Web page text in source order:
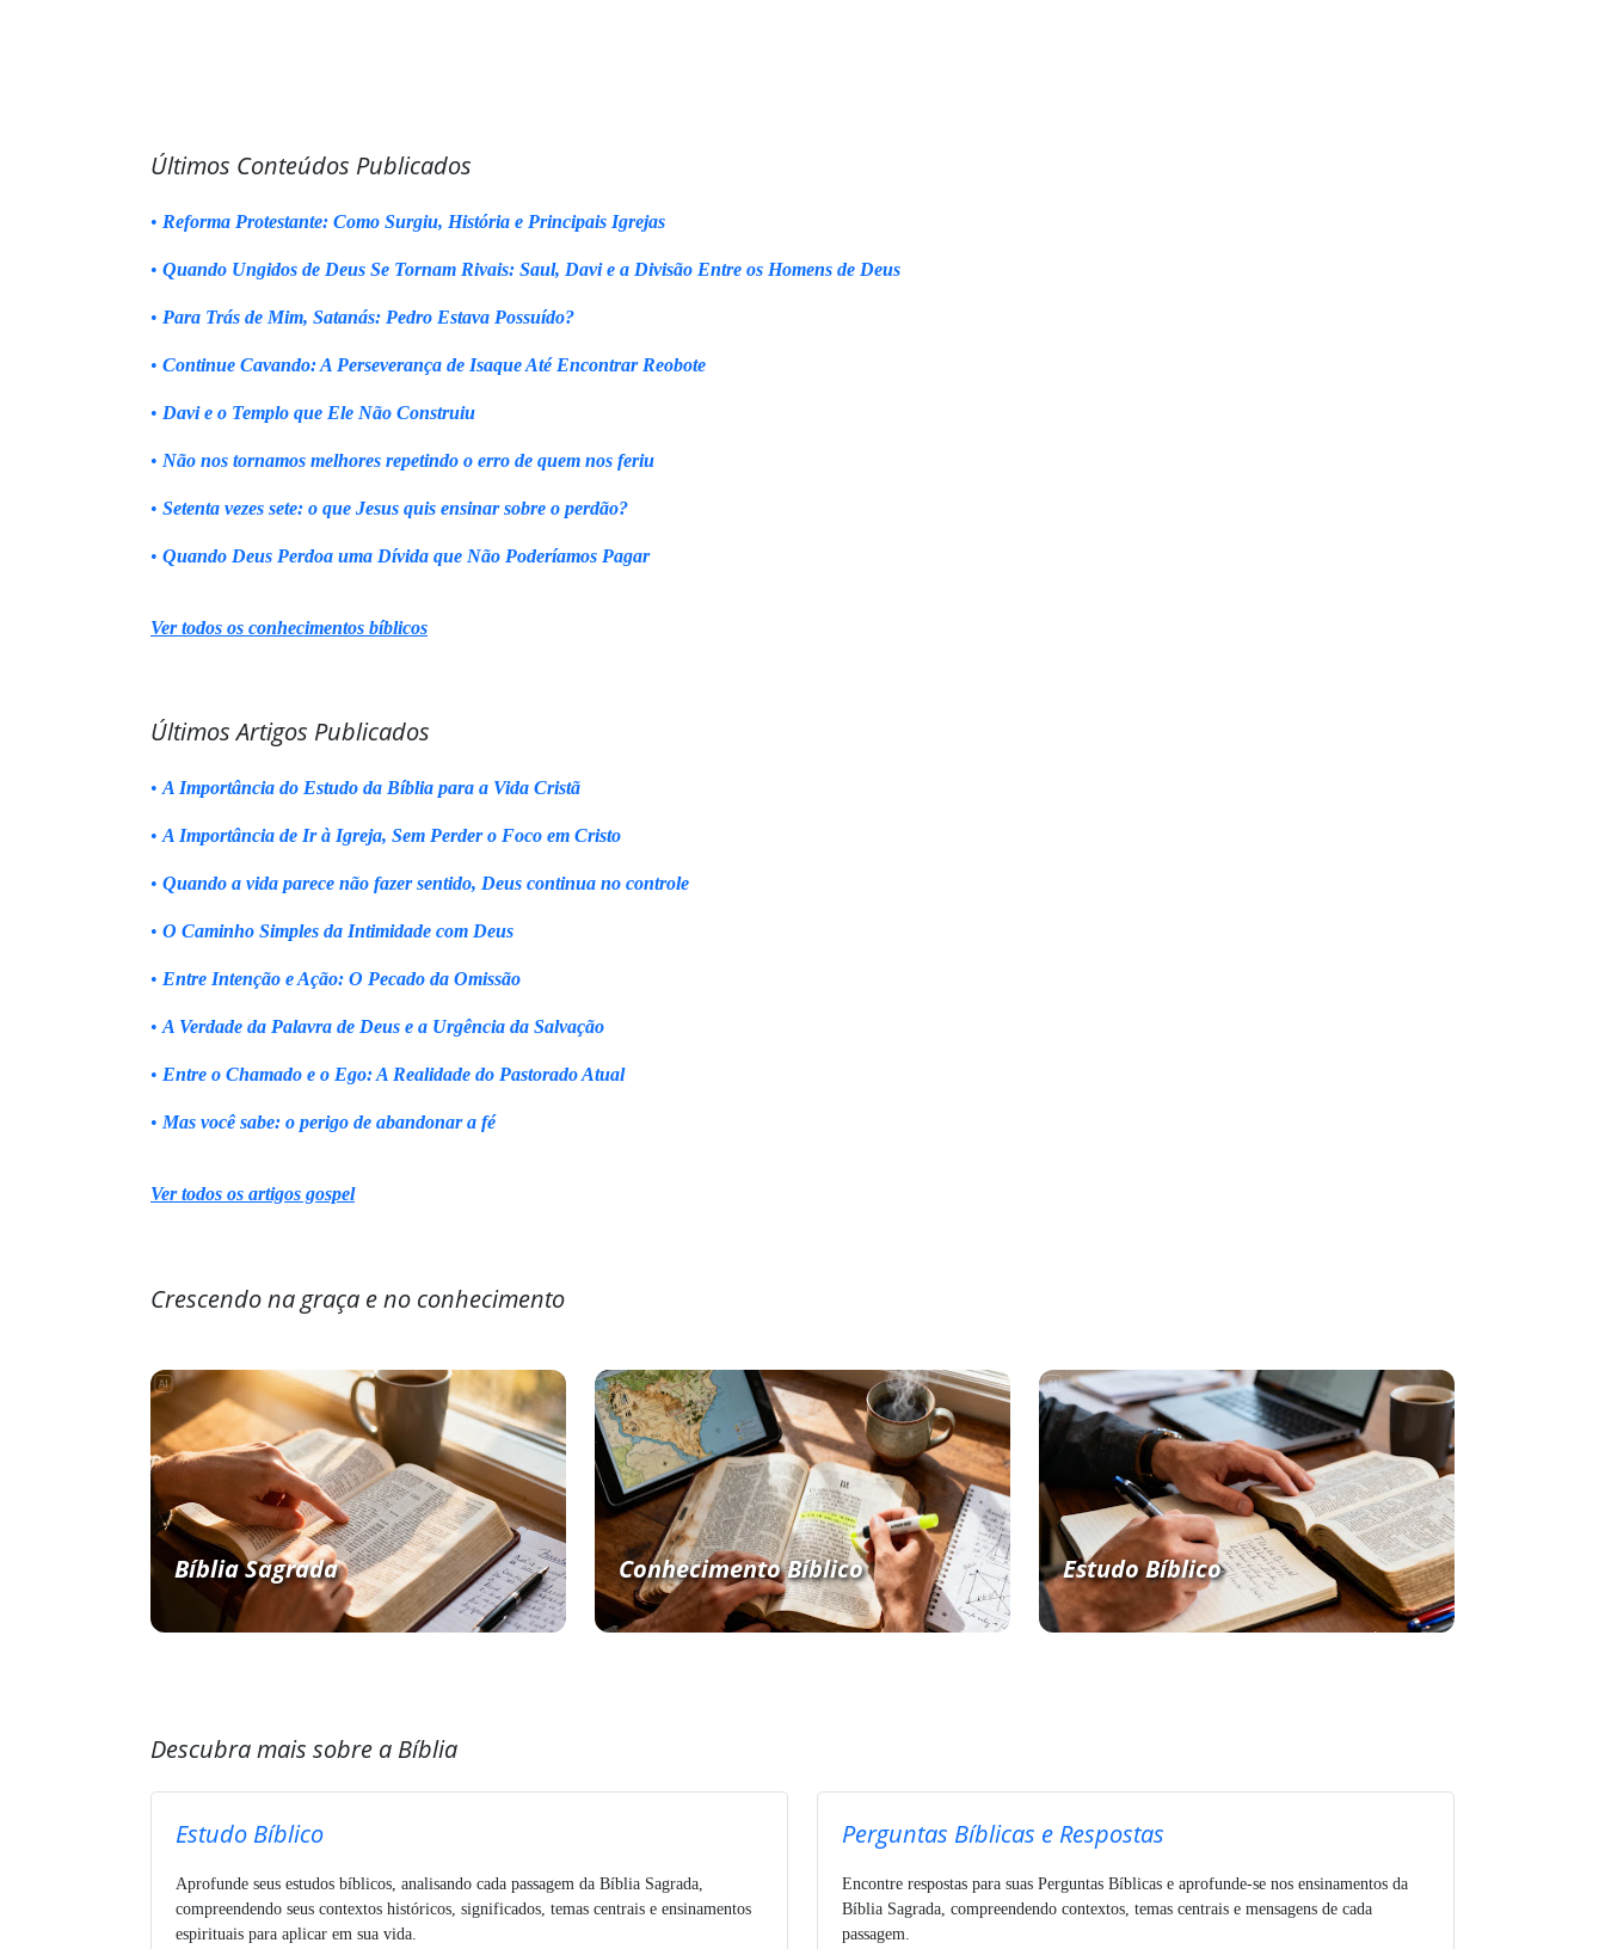
Últimos Conteúdos Publicados
• Reforma Protestante: Como Surgiu, História e Principais Igrejas
• Quando Ungidos de Deus Se Tornam Rivais: Saul, Davi e a Divisão Entre os Homens de Deus
• Para Trás de Mim, Satanás: Pedro Estava Possuído?
• Continue Cavando: A Perseverança de Isaque Até Encontrar Reobote
• Davi e o Templo que Ele Não Construiu
• Não nos tornamos melhores repetindo o erro de quem nos feriu
• Setenta vezes sete: o que Jesus quis ensinar sobre o perdão?
• Quando Deus Perdoa uma Dívida que Não Poderíamos Pagar
Ver todos os conhecimentos bíblicos
Últimos Artigos Publicados
• A Importância do Estudo da Bíblia para a Vida Cristã
• A Importância de Ir à Igreja, Sem Perder o Foco em Cristo
• Quando a vida parece não fazer sentido, Deus continua no controle
• O Caminho Simples da Intimidade com Deus
• Entre Intenção e Ação: O Pecado da Omissão
• A Verdade da Palavra de Deus e a Urgência da Salvação
• Entre o Chamado e o Ego: A Realidade do Pastorado Atual
• Mas você sabe: o perigo de abandonar a fé
Ver todos os artigos gospel
Crescendo na graça e no conhecimento
Bíblia Sagrada Conhecimento Bíblico Estudo Bíblico
Descubra mais sobre a Bíblia
Estudo Bíblico
Aprofunde seus estudos bíblicos, analisando cada passagem da Bíblia Sagrada,
compreendendo seus contextos históricos, significados, temas centrais e ensinamentos
espirituais para aplicar em sua vida.
Perguntas Bíblicas e Respostas
Encontre respostas para suas Perguntas Bíblicas e aprofunde-se nos ensinamentos da
Bíblia Sagrada, compreendendo contextos, temas centrais e mensagens de cada
passagem.